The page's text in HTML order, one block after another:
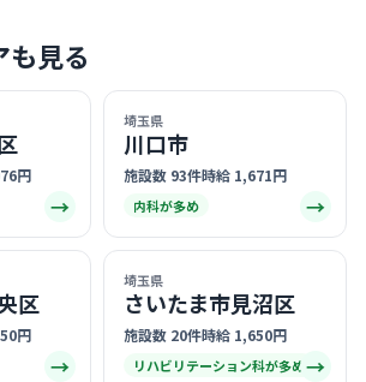
見る
円
→
埼玉県
川口市
施設数 93件時給 1,671円
内科が多め →
区
円
→
埼玉県
さいたま市見沼区
施設数 20件時給 1,650円
リハビリテーション科が多め →